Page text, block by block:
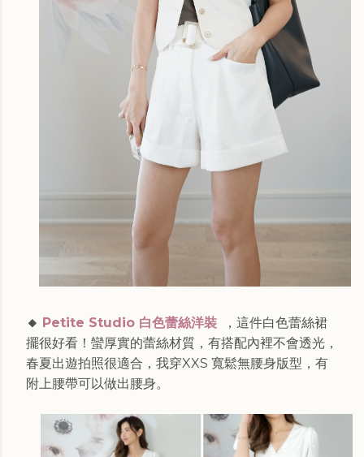
🔸 Petite Studio 白色蕾絲洋裝 ，這件白色蕾絲裙
擺很好看！蠻厚實的蕾絲材質，有搭配內裡不會透光，
春夏出遊拍照很適合，我穿XXS 寬鬆無腰身版型，有
附上腰帶可以做出腰身。